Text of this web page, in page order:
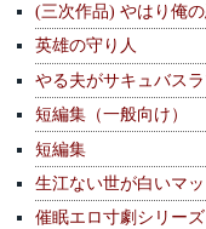
(三次作品) やはり俺
英雄の守り人
やる夫がサキュバス
短編集（一般向け）
短編集
生江ない世が白いマ
催眠エロ寸劇シリーズ